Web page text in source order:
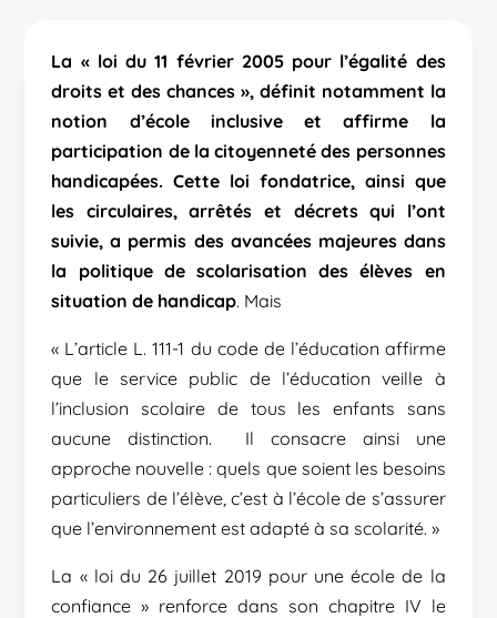
La « loi du 11 février 2005 pour l’égalité des
droits et des chances », définit notamment la
notion d’école inclusive et affirme la
participation de la citoyenneté des personnes
handicapées. Cette loi fondatrice, ainsi que
les circulaires, arrêtés et décrets qui l’ont
suivie, a permis des avancées majeures dans
la politique de scolarisation des élèves en
situation de handicap. Mais
« L’article L. 111-1 du code de l’éducation affirme
que le service public de l’éducation veille à
l’inclusion scolaire de tous les enfants sans
aucune distinction. Il consacre ainsi une
approche nouvelle : quels que soient les besoins
particuliers de l’élève, c’est à l’école de s’assurer
que l’environnement est adapté à sa scolarité. »
La « loi du 26 juillet 2019 pour une école de la
confiance » renforce dans son chapitre IV le